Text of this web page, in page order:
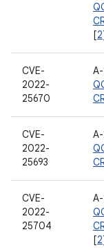
[2
CVE-
2022-
25670
CVE-
2022-
25693
CVE-
2022-
25704
[2